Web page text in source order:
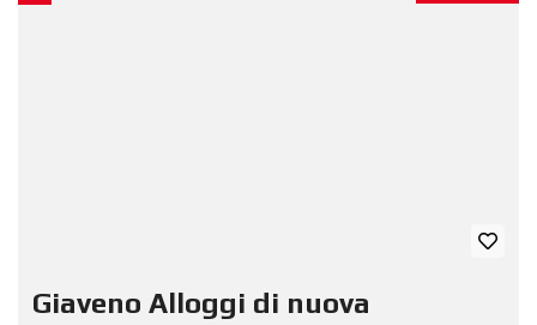
Giaveno Alloggi di nuova